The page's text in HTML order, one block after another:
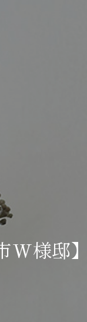
W様邸